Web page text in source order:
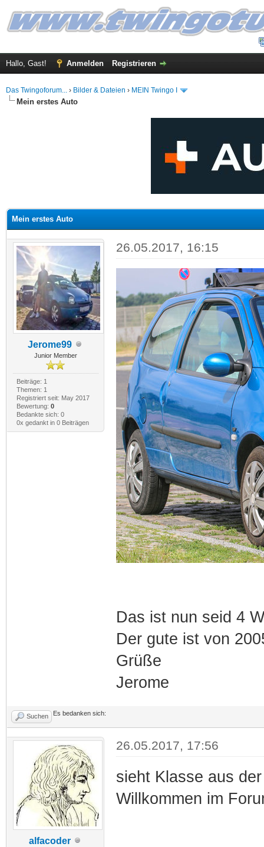
Hallo, Gast! Anmelden Registrieren
Das Twingoforum... › Bilder & Dateien › MEIN Twingo I
Mein erstes Auto
Mein erstes Auto
Jerome99
Junior Member
Beiträge: 1
Themen: 1
Registriert seit: May 2017
Bewertung: 0
Bedankte sich: 0
0x gedankt in 0 Beiträgen
26.05.2017, 16:15
Das ist nun seid 4
Der gute ist von
Grüße
Jerome
Suchen Es bedanken sich:
alfacoder
26.05.2017, 17:56
sieht Klasse aus
Willkommen im